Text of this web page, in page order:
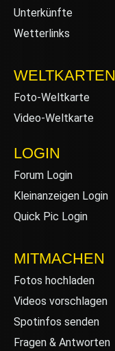
Unterkünfte
Wetterlinks
WELTKARTEN
Foto-Weltkarte
Video-Weltkarte
LOGIN
Forum Login
Kleinanzeigen Login
Quick Pic Login
MITMACHEN
Fotos hochladen
Videos vorschlagen
Spotinfos senden
Fragen & Antworten